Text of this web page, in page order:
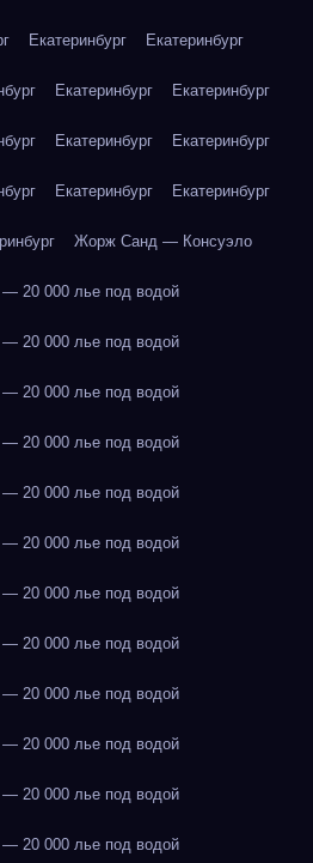
Екатеринбург Екатеринбург
Екатеринбург Екатеринбург
Екатеринбург Екатеринбург
Екатеринбург Екатеринбург
Жорж Санд — Консуэло
20 000 лье под водой
20 000 лье под водой
20 000 лье под водой
20 000 лье под водой
20 000 лье под водой
20 000 лье под водой
20 000 лье под водой
20 000 лье под водой
20 000 лье под водой
20 000 лье под водой
20 000 лье под водой
20 000 лье под водой